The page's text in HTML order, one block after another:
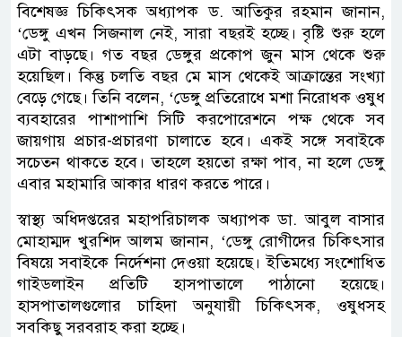
বিশেষজ্ঞ চিকিৎসক অধ্যাপক ড. আতিকুর রহমান জানান,
‘ডেঙ্গু এখন সিজনাল নেই, সারা বছরই হচ্ছে। বৃষ্টি শুরু হলে
এটা বাড়ছে। গত বছর ডেঙ্গুর প্রকোপ জুন মাস থেকে শুরু
হয়েছিল। কিন্তু চলতি বছর মে মাস থেকেই আক্রান্তের সংখ্যা
বেড়ে গেছে। তিনি বলেন, ‘ডেঙ্গু প্রতিরোধে মশা নিরোধক ওষুধ
ব্যবহারের পাশাপাশি সিটি করপোরেশনে পক্ষ থেকে সব
জায়গায় প্রচার-প্রচারণা চালাতে হবে। একই সঙ্গে সবাইকে
সচেতন থাকতে হবে। তাহলে হয়তো রক্ষা পাব, না হলে ডেঙ্গু
এবার মহামারি আকার ধারণ করতে পারে।
স্বাস্থ্য অধিদপ্তরের মহাপরিচালক অধ্যাপক ডা. আবুল বাসার
মোহাম্মদ খুরশিদ আলম জানান, ‘ডেঙ্গু রোগীদের চিকিৎসার
বিষয়ে সবাইকে নির্দেশনা দেওয়া হয়েছে। ইতিমধ্যে সংশোধিত
গাইডলাইন প্রতিটি হাসপাতালে পাঠানো হয়েছে।
হাসপাতালগুলোর চাহিদা অনুযায়ী চিকিৎসক, ওষুধসহ
সবকিছু সরবরাহ করা হচ্ছে।